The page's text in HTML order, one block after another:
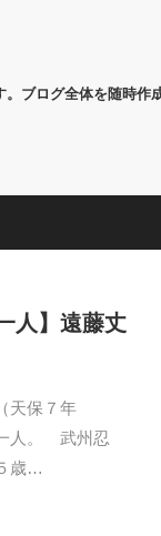
ブログ全体を随時作
人】遠藤丈
天保７年
人。 武州忍
歳…